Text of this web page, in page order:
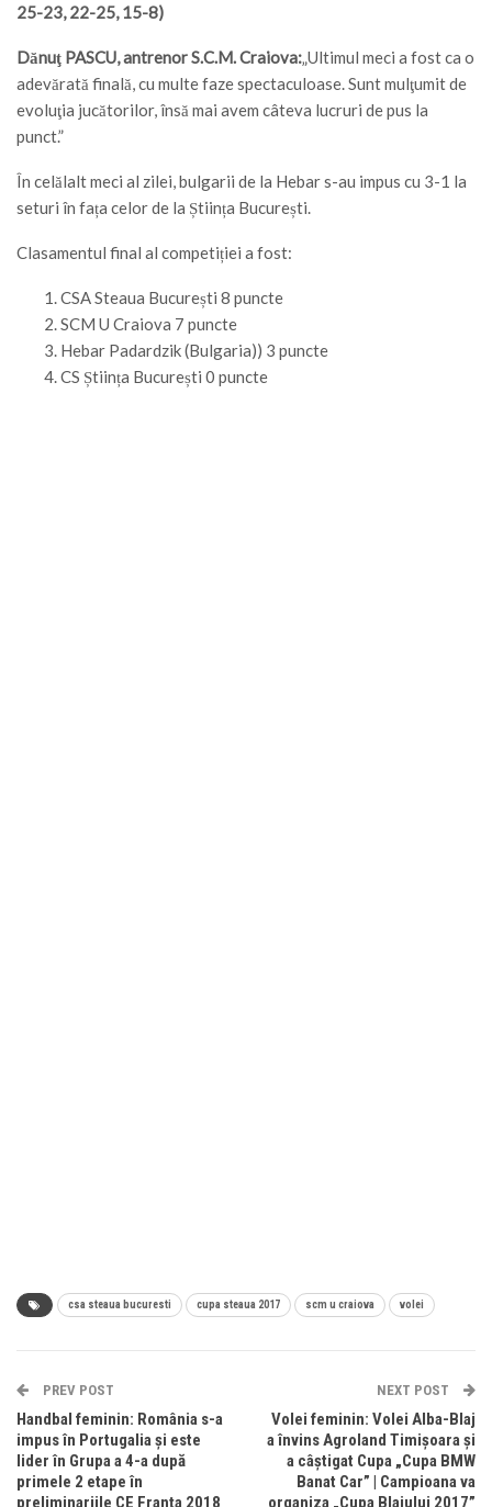
25-23, 22-25, 15-8)
Dănuţ PASCU, antrenor S.C.M. Craiova:„Ultimul meci a fost ca o
adevărată finală, cu multe faze spectaculoase. Sunt mulţumit de
evoluţia jucătorilor, însă mai avem câteva lucruri de pus la
punct.”
În celălalt meci al zilei, bulgarii de la Hebar s-au impus cu 3-1 la
seturi în fața celor de la Știința București.
Clasamentul final al competiției a fost:
CSA Steaua București 8 puncte
SCM U Craiova 7 puncte
Hebar Padardzik (Bulgaria)) 3 puncte
CS Știința București 0 puncte
csa steaua bucuresti cupa steaua 2017 scm u craiova volei
PREV POST
Handbal feminin: România s-a
impus în Portugalia și este
lider în Grupa a 4-a după
primele 2 etape în
preliminariile CE Franța 2018
NEXT POST
Volei feminin: Volei Alba-Blaj
a învins Agroland Timișoara și
a câștigat Cupa „Cupa BMW
Banat Car” | Campioana va
organiza „Cupa Blajului 2017”